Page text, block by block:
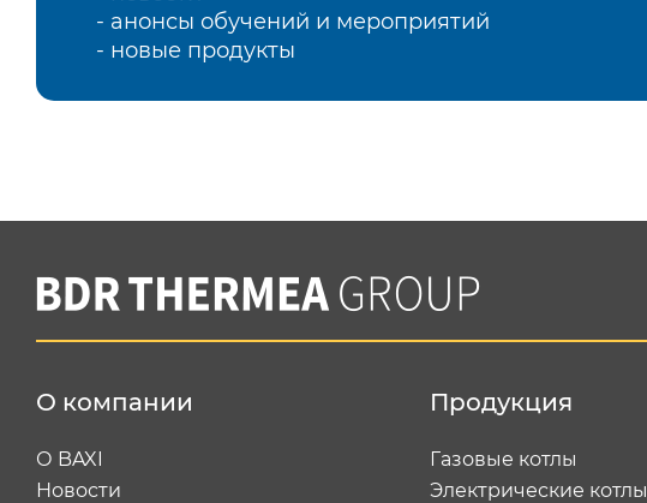
- анонсы обучений и мероприятий
- новые продукты
О компании
О BAXI
Новости
Продукция
Газовые котлы
Электрические котлы